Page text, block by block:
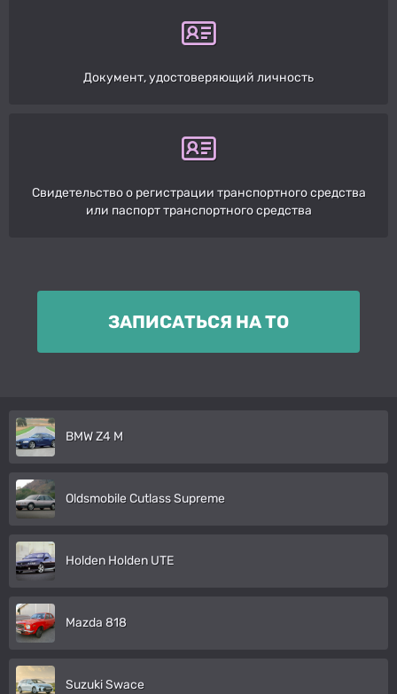
Документ, удостоверяющий личность
Свидетельство о регистрации транспортного средства
или паспорт транспортного средства
ЗАПИСАТЬСЯ НА ТО
BMW Z4 M
Oldsmobile Cutlass Supreme
Holden Holden UTE
Mazda 818
Suzuki Swace